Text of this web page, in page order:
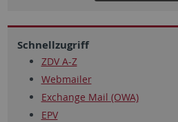
Schnellzugriff
ZDV A-Z
Webmailer
Exchange Mail (OWA)
EPV